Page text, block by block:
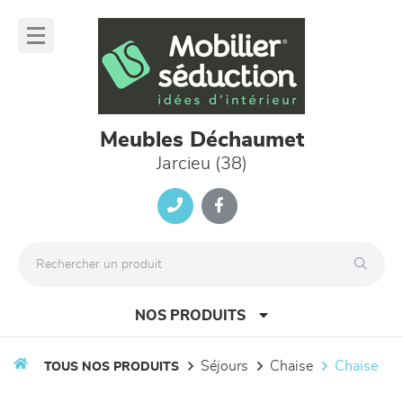
Meubles Déchaumet
Jarcieu (38)
NOS PRODUITS
TOUS NOS PRODUITS séjours chaise chaise